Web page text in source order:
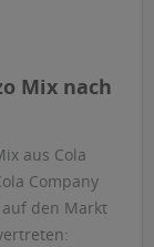
Mix nach
aus Cola
Company
den Markt